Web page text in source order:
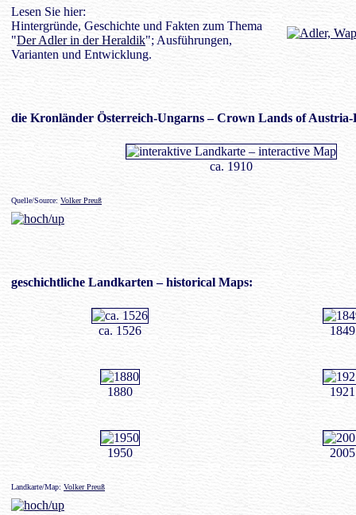
Lesen Sie hier:
Hintergründe, Geschichte und Fakten zum Thema
"Der Adler in der Heraldik"; Ausführungen,
Varianten und Entwicklung.
die Kronländer Österreich-Ungarns – Crown Lands of
ca. 1910
Quelle/Source: Volker Preuß
geschichtliche Landkarten – historical Maps:
ca. 1526 1849
1880 1921
1950 2005
Landkarte/Map: Volker Preuß